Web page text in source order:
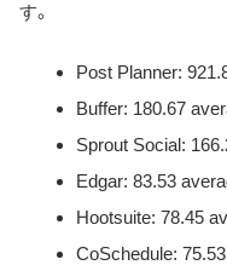
す。
Post Planner:
Buffer: 180.67
Sprout Social:
Edgar: 83.53
Hootsuite: 78.45
CoSchedule: